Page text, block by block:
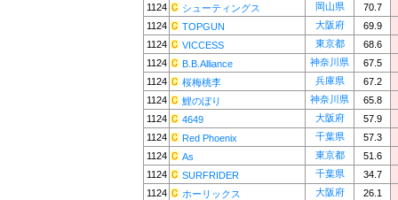
1124
シューティングス 岡山県
70.7
1124
TOPGUN 大阪府
69.9
1124
VICCESS 東京都
68.6
1124
B.B.Alliance 神奈川県
67.5
1124
桜梅桃李 兵庫県
67.2
1124
鯉のぼり 神奈川県
65.8
1124
4649 大阪府
57.9
1124
Red Phoenix 千葉県
57.3
1124
As 東京都
51.6
1124
SURFRIDER 千葉県
34.7
1124
ホーリックス 大阪府
26.1